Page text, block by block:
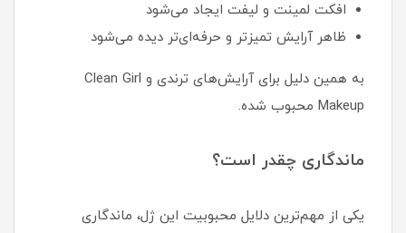
افکت لمینت و لیفت ایجاد می‌شود
ظاهر آرایش تمیزتر و حرفه‌ای‌تر دیده می‌شود
به همین دلیل برای آرایش‌های ترندی و Clean Girl
Makeup محبوب شده.
ماندگاری چقدر است؟
یکی از مهم‌ترین دلایل محبوبیت این ژل، ماندگاری